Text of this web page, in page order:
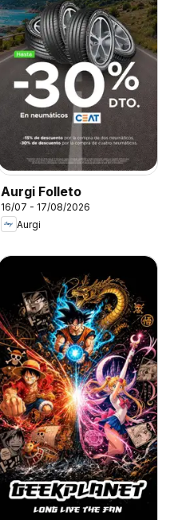
Aurgi Folleto
16/07 - 17/08/2026
Aurgi